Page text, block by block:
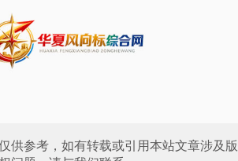
供参考，如有转载或引用本站文章涉及版